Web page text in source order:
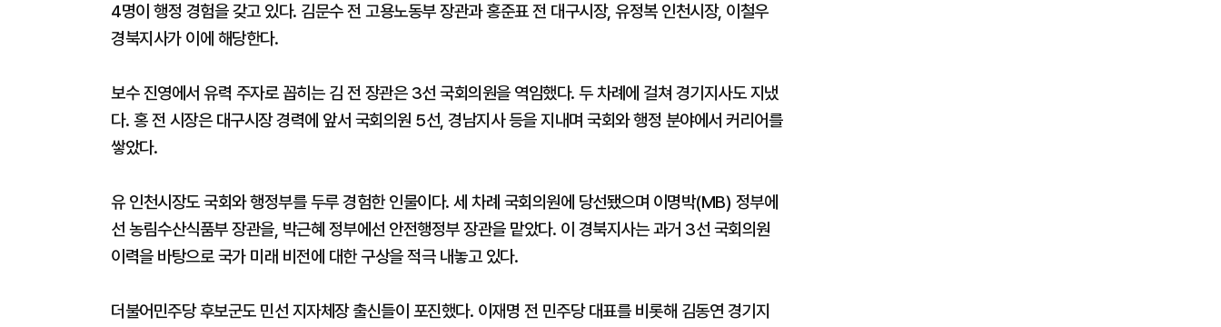
4명이 행정 경험을 갖고 있다. 김문수 전 고용노동부 장관과 홍준표 전 대구시장, 유정복 인천시장, 이철우
경북지사가 이에 해당한다.
보수 진영에서 유력 주자로 꼽히는 김 전 장관은 3선 국회의원을 역임했다. 두 차례에 걸쳐 경기지사도 지냈
다. 홍 전 시장은 대구시장 경력에 앞서 국회의원 5선, 경남지사 등을 지내며 국회와 행정 분야에서 커리어를
쌓았다.
유 인천시장도 국회와 행정부를 두루 경험한 인물이다. 세 차례 국회의원에 당선됐으며 이명박(MB) 정부에
선 농림수산식품부 장관을, 박근혜 정부에선 안전행정부 장관을 맡았다. 이 경북지사는 과거 3선 국회의원
이력을 바탕으로 국가 미래 비전에 대한 구상을 적극 내놓고 있다.
더불어민주당 후보군도 민선 지자체장 출신들이 포진했다. 이재명 전 민주당 대표를 비롯해 김동연 경기지